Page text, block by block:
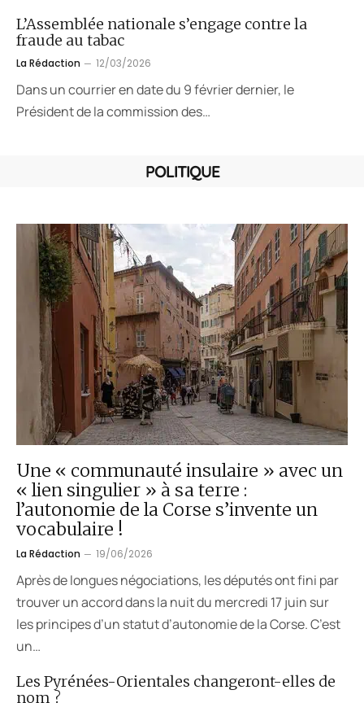
L’Assemblée nationale s’engage contre la
fraude au tabac
La Rédaction 12/03/2026
Dans un courrier en date du 9 février dernier, le
Président de la commission des…
POLITIQUE
Les Pyrénées-Orientales changeront-elles de
nom ?
Une « communauté insulaire » avec un
« lien singulier » à sa terre :
l’autonomie de la Corse s’invente un
vocabulaire !
La Rédaction 19/06/2026
Après de longues négociations, les députés ont fini par
trouver un accord dans la nuit du mercredi 17 juin sur
les principes d’un statut d’autonomie de la Corse. C’est
un…